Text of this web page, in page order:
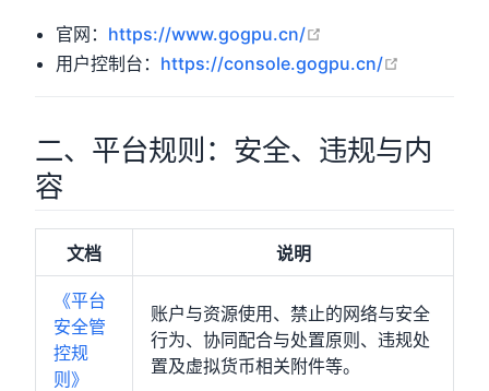
官网： https://www.gogpu.cn/
用户控制台： https://console.gogpu.cn/
二、平台规则：安全、违规与内
容
文档 说明
《平台
安全管
控规
则》
账户与资源使用、禁止的网络与安全
行为、协同配合与处置原则、违规处
置及虚拟货币相关附件等。